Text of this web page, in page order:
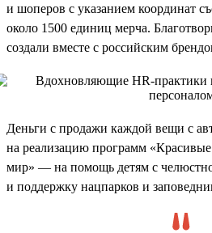
и шоперов с указанием координат
около 1500 единиц мерча.
создали вместе с российским
Деньги с продажи каждой вещи с
на реализацию программ
мир» — на помощь детям с
и поддержку нацпарков и